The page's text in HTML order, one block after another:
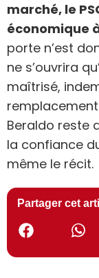
marché, le
économique
porte n’est
ne s’ouvrira
maîtrisé,
Beraldo reste
la confiance
même le récit.
Partager cet